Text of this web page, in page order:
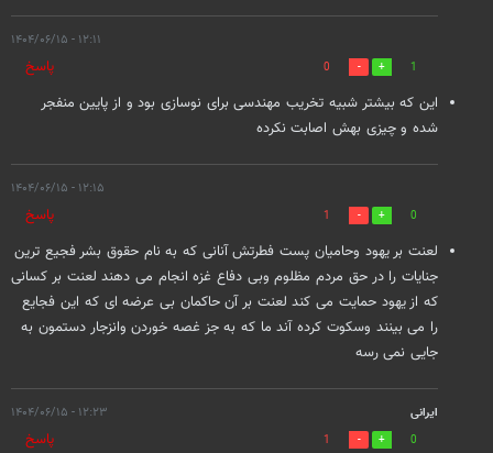
۱۲:۱۱ - ۱۴۰۴/۰۶/۱۵
1
0
پاسخ
این که بیشتر شبیه تخریب مهندسی برای نوسازی بود و از پایین منفجر
شده و چیزی بهش اصابت نکرده
۱۲:۱۵ - ۱۴۰۴/۰۶/۱۵
0
1
پاسخ
لعنت بر یهود وحامیان پست فطرتش آنانی که به نام حقوق بشر فجیع ترین
جنایات را در حق مردم مظلوم وبی دفاع غزه انجام می دهند لعنت بر کسانی
که از یهود حمایت می کند لعنت بر آن حاکمان بی عرضه ای که این فجایع
را می بینند وسکوت کرده آند ما که به جز غصه خوردن وانزجار دستمون به
جایی نمی رسه
ایرانی ۱۲:۲۳ - ۱۴۰۴/۰۶/۱۵
0
1
پاسخ